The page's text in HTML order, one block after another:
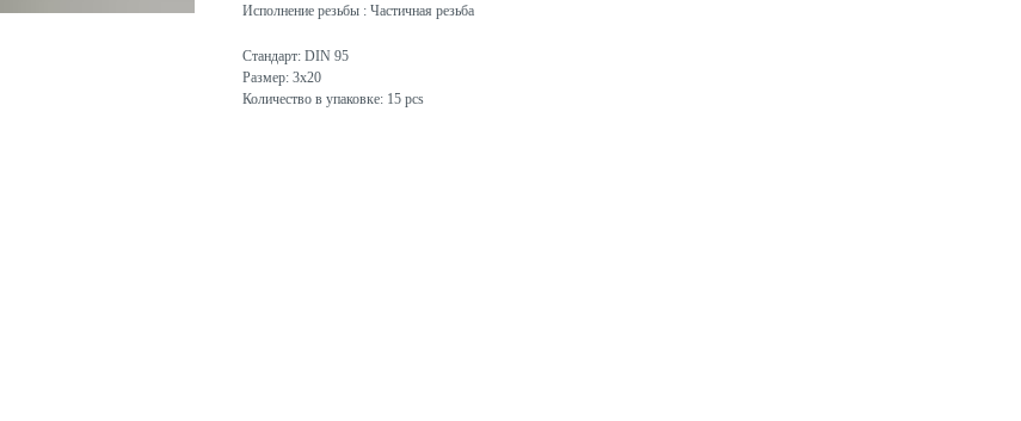
Исполнение резьбы : Частичная резьба
Стандарт: DIN 95
Размер: 3x20
Количество в упаковке: 15 pcs